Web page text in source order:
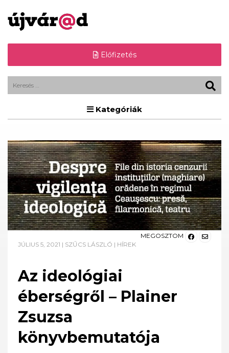
Előfizetés
Kategóriák
JÚLIUS 5, 2021 | SZŰCS LÁSZLÓ | HÍREK
MEGOSZTOM
Az ideológiai
éberségről – Plainer
Zsuzsa
könyvbemutatója